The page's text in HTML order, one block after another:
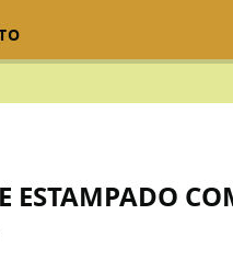
ESTAMPADO